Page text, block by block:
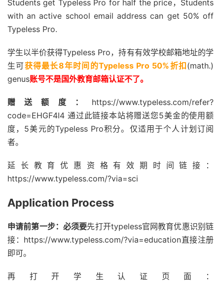
Students get Typeless Pro for half the price，Students
with an active school email address can get 50% off
Typeless Pro.
学生以半价获得Typeless Pro，持有有效学校邮箱地址的学
生可获得最长8年时间的Typeless Pro 50%折扣(math.)
genus账号不是国外教育邮箱认证不了。
赠送额度： https://www.typeless.com/refer?
code=EHGF4I4 通过此链接本站将赠送您5美金的使用额
度，5美元的Typeless Pro积分。仅适用于个人计划订阅
者。
延长教育优惠资格有效期时间链接：
https://www.typeless.com/?via=sci
Application Process
申请前第一步：必须要先打开typeless官网教育优惠识别链
接：https://www.typeless.com/?via=education直接注册
即可。
再打开学生认证页面：